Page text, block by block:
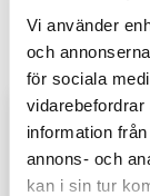
Vi använder
och
för sociala
vidarebefordrar
information
annons- och
kan i sin tur
Inför
bolagen